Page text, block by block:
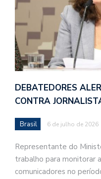
DEBATEDORES
CONTRA
Brasil 6 de julho de 2026
Representante do
trabalho para monitorar
comunicadores no